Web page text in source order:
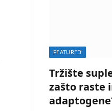
FEATURED
Tržište
zašto raste